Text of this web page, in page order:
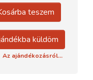
teszem
küldöm
Az ajándékozásról...